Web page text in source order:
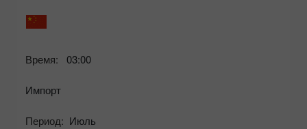
Время: 03:00
Импорт
Период: Июль